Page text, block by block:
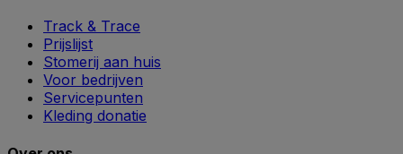
Track & Trace
Prijslijst
Stomerij aan huis
Voor bedrijven
Servicepunten
Kleding donatie